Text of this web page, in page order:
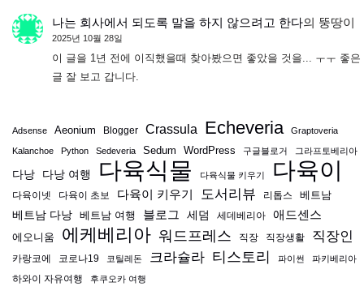
나는 회사에서 되도록 말을 하지 않으려고 한다의 뚱땅이
2025년 10월 28일
이 글을 1년 전에 이직했을때 찾아봤으면 좋았을 것을... ㅜㅜ 좋은
글 잘 보고 갑니다.
Adsense Aeonium Blogger Crassula Echeveria Graptoveria
Kalanchoe Python Sedeveria Sedum WordPress 구글블로거 그라프토베리아
다낭 다낭 여행 다육식물 다육식물 키우기 다육이
다육이넷 다육이 초보 다육이 키우기 도서리뷰 리톱스
베트남
베트남 다낭 베트남 여행 블로그 세덤 세데베리아 애드센스
에오니움 에케베리아 워드프레스 직장 직장생활 직장인
카랑코에 코로나19 코틸레돈 크라슐라 티스토리 파이썬 파키베리아
하와이 자유여행 후쿠오카 여행